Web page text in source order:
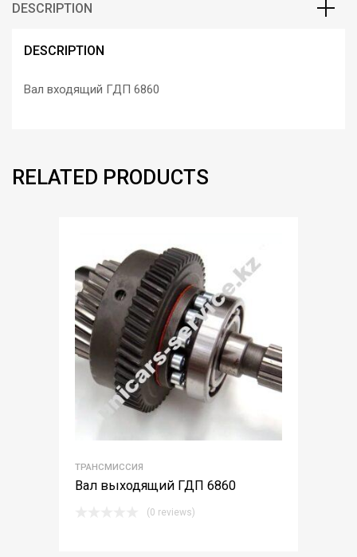
DESCRIPTION
DESCRIPTION
Вал входящий ГДП 6860
RELATED PRODUCTS
ТРАНСМИССИЯ
Вал выходящий ГДП 6860
(0 reviews)